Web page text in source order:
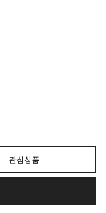
관심상품